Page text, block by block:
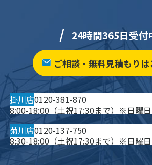
24時間365日受付
ご相談・無料見積もりは
掛川店0120-381-870
8:00-18:00（土祝17:30まで）※日曜日
菊川店0120-137-750
8:30-18:00（土祝17:30まで）※日曜日